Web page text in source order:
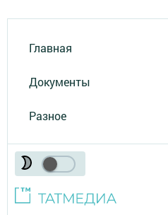
Главная
Документы
Разное